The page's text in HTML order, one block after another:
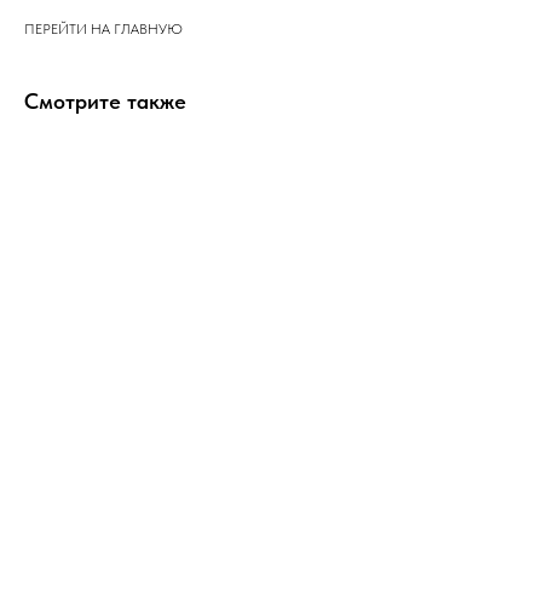
ПЕРЕЙТИ НА ГЛАВНУЮ
Смотрите также